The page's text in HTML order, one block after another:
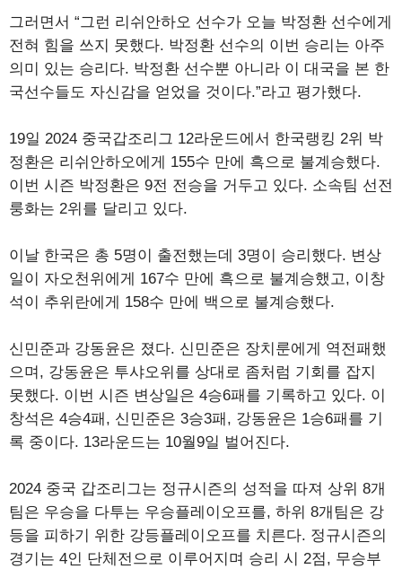
그러면서 “그런 리쉬안하오 선수가 오늘 박정환 선수에게
전혀 힘을 쓰지 못했다. 박정환 선수의 이번 승리는 아주
의미 있는 승리다. 박정환 선수뿐 아니라 이 대국을 본 한
국선수들도 자신감을 얻었을 것이다.”라고 평가했다.
19일 2024 중국갑조리그 12라운드에서 한국랭킹 2위 박
정환은 리쉬안하오에게 155수 만에 흑으로 불계승했다.
이번 시즌 박정환은 9전 전승을 거두고 있다. 소속팀 선전
룽화는 2위를 달리고 있다.
이날 한국은 총 5명이 출전했는데 3명이 승리했다. 변상
일이 자오천위에게 167수 만에 흑으로 불계승했고, 이창
석이 추위란에게 158수 만에 백으로 불계승했다.
신민준과 강동윤은 졌다. 신민준은 장치룬에게 역전패했
으며, 강동윤은 투샤오위를 상대로 좀처럼 기회를 잡지
못했다. 이번 시즌 변상일은 4승6패를 기록하고 있다. 이
창석은 4승4패, 신민준은 3승3패, 강동윤은 1승6패를 기
록 중이다. 13라운드는 10월9일 벌어진다.
2024 중국 갑조리그는 정규시즌의 성적을 따져 상위 8개
팀은 우승을 다투는 우승플레이오프를, 하위 8개팀은 강
등을 피하기 위한 강등플레이오프를 치른다. 정규시즌의
경기는 4인 단체전으로 이루어지며 승리 시 2점, 무승부